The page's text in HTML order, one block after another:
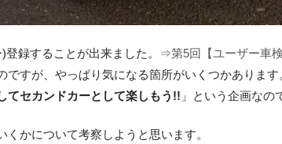
録することが出来ました。
⇒第5回【ユーザー車
すが、やっぱり気になる箇所がいくつかあります
てセカンドカーとして楽しもう!! 」という企画なの
かについて考察しようと思います。